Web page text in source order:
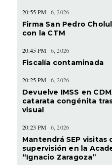
20:55 PM 6, 2026
Firma San Pedro
con la CTM
20:45 PM 6, 2026
Fiscalía contaminada
20:25 PM 6, 2026
Devuelve IMSS en
catarata congénita
visual
20:23 PM 6, 2026
Mantendrá SEP visitas
supervisión en la
“Ignacio Zaragoza”